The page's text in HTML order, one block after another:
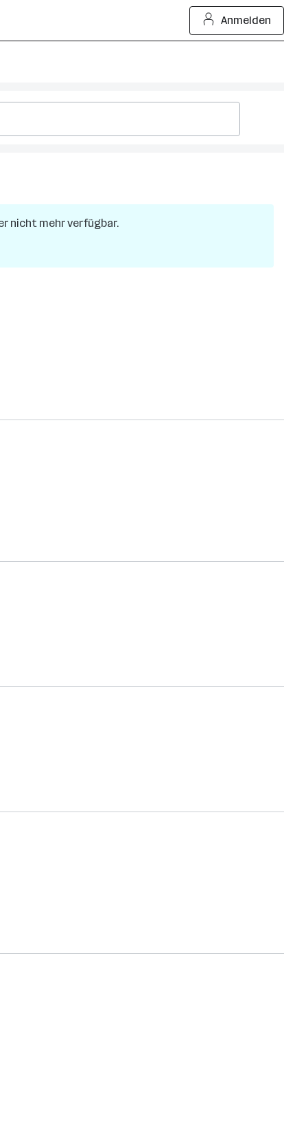
Anmelden
nicht mehr verfügbar.